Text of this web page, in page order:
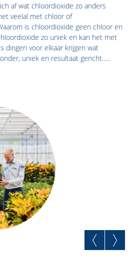
af wat chloordioxide zo anders
veelal met chloor of
is chloordioxide geen chloor en
zo uniek en kan het met
dingen voor elkaar krijgen wat
uniek en resultaat gericht…..